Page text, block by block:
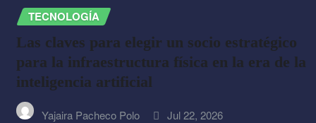
TECNOLOGÍA
Las claves para elegir un socio estratégico
para la infraestructura física en la era de la
inteligencia artificial
Yajaira Pacheco Polo Jul 22, 2026